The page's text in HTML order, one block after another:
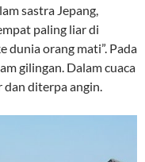
sastra Jepang,
paling liar di
dunia orang mati”. Pada
gilingan. Dalam cuaca
diterpa angin.